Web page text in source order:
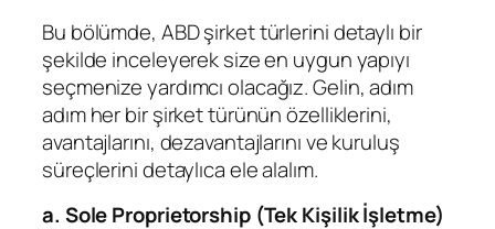
Bu bölümde, ABD şirket türlerini detaylı bir
şekilde inceleyerek size en uygun yapıyı
seçmenize yardımcı olacağız. Gelin, adım
adım her bir şirket türünün özelliklerini,
avantajlarını, dezavantajlarını ve kuruluş
süreçlerini detaylıca ele alalım.
a. Sole Proprietorship (Tek Kişilik İşletme)